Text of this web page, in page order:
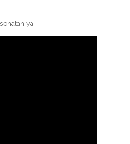
ya…